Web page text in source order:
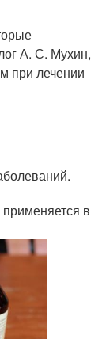
А. С. Мухин,
при лечении
в